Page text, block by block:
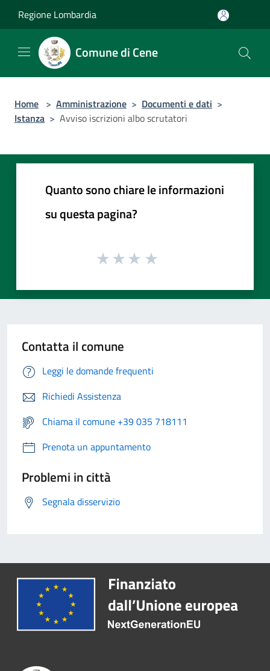
Regione Lombardia
Comune di Cene
Home > Amministrazione > Documenti e dati >
Istanza > Avviso iscrizioni albo scrutatori
Quanto sono chiare le informazioni
su questa pagina?
Contatta il comune
Leggi le domande frequenti
Richiedi Assistenza
Chiama il comune +39 035 718111
Prenota un appuntamento
Problemi in città
Segnala disservizio